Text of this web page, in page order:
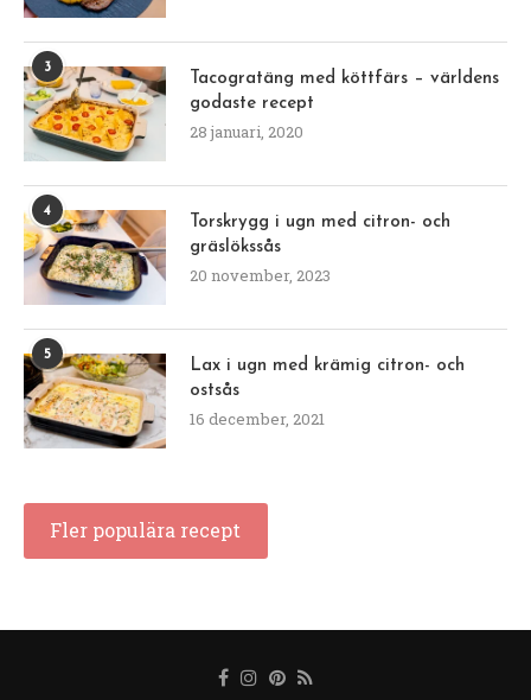
3
Tacogratäng med köttfärs – världens
godaste recept
28 januari, 2020
4
Torskrygg i ugn med citron- och
gräslökssås
20 november, 2023
5
Lax i ugn med krämig citron- och
ostsås
16 december, 2021
Fler populära recept